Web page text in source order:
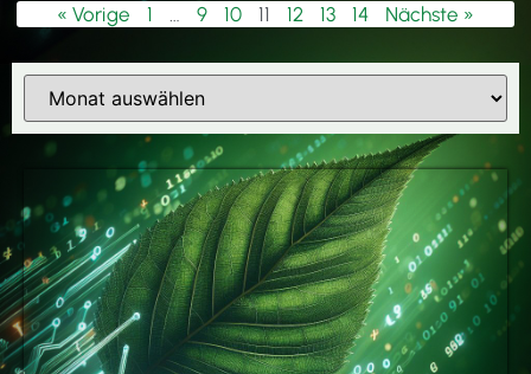
« Vorige 1 9 10 11 12 13 14 Nächste »